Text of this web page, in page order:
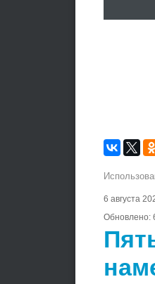
6 августа
Обновлено: